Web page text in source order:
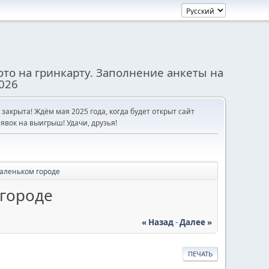
на гринкарту. Заполнение анкеты на
Ждём мая 2025 года, когда будет открыт сайт
на выигрыш! Удачи, друзья!
городе
« Назад-Далее »
ПЕЧАТЬ